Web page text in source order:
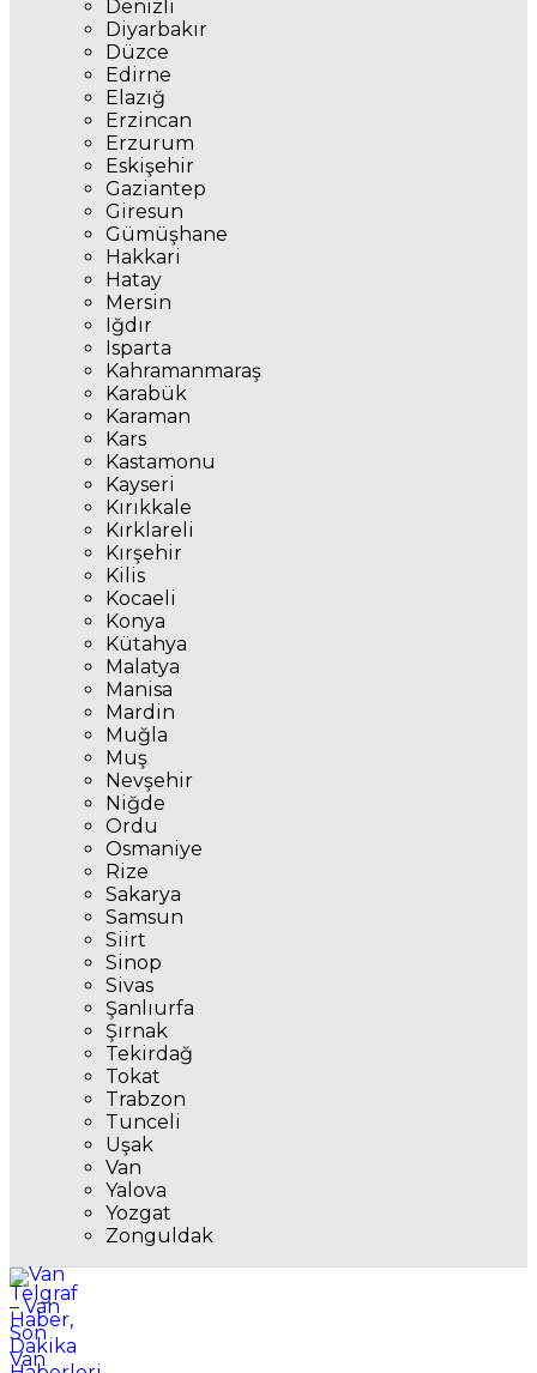
Denizli
Diyarbakır
Düzce
Edirne
Elazığ
Erzincan
Erzurum
Eskişehir
Gaziantep
Giresun
Gümüşhane
Hakkari
Hatay
Mersin
Iğdır
Isparta
Kahramanmaraş
Karabük
Karaman
Kars
Kastamonu
Kayseri
Kırıkkale
Kırklareli
Kırşehir
Kilis
Kocaeli
Konya
Kütahya
Malatya
Manisa
Mardin
Muğla
Muş
Nevşehir
Niğde
Ordu
Osmaniye
Rize
Sakarya
Samsun
Siirt
Sinop
Sivas
Şanlıurfa
Şırnak
Tekirdağ
Tokat
Trabzon
Tunceli
Uşak
Van
Yalova
Yozgat
Zonguldak